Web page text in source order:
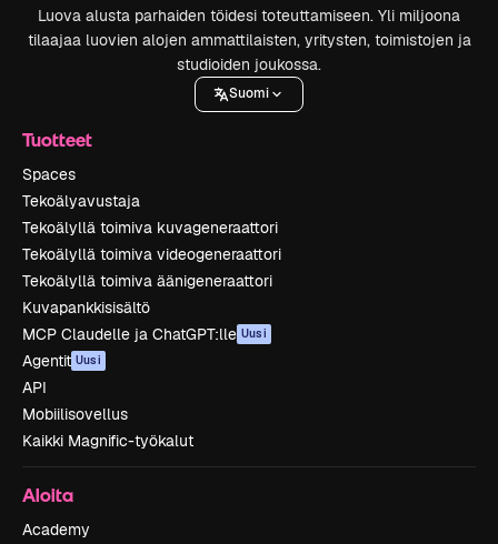
Luova alusta parhaiden töidesi toteuttamiseen. Yli miljoona
tilaajaa luovien alojen ammattilaisten, yritysten, toimistojen ja
studioiden joukossa.
Suomi
Tuotteet
Spaces
Tekoälyavustaja
Tekoälyllä toimiva kuvageneraattori
Tekoälyllä toimiva videogeneraattori
Tekoälyllä toimiva äänigeneraattori
Kuvapankkisisältö
MCP Claudelle ja ChatGPT:lle Uusi
Agentit Uusi
API
Mobiilisovellus
Kaikki Magnific-työkalut
Aloita
Academy